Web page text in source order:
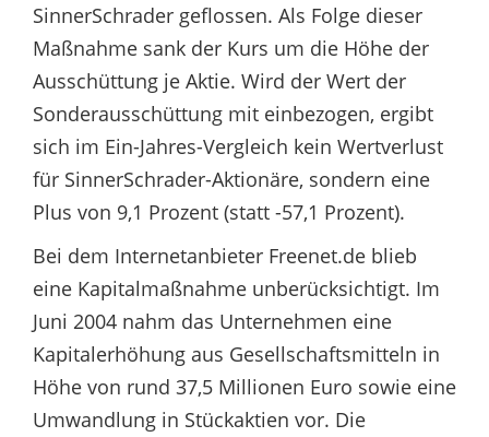
SinnerSchrader geflossen. Als Folge dieser
Maßnahme sank der Kurs um die Höhe der
Ausschüttung je Aktie. Wird der Wert der
Sonderausschüttung mit einbezogen, ergibt
sich im Ein-Jahres-Vergleich kein Wertverlust
für SinnerSchrader-Aktionäre, sondern eine
Plus von 9,1 Prozent (statt -57,1 Prozent).
Bei dem Internetanbieter Freenet.de blieb
eine Kapitalmaßnahme unberücksichtigt. Im
Juni 2004 nahm das Unternehmen eine
Kapitalerhöhung aus Gesellschaftsmitteln in
Höhe von rund 37,5 Millionen Euro sowie eine
Umwandlung in Stückaktien vor. Die